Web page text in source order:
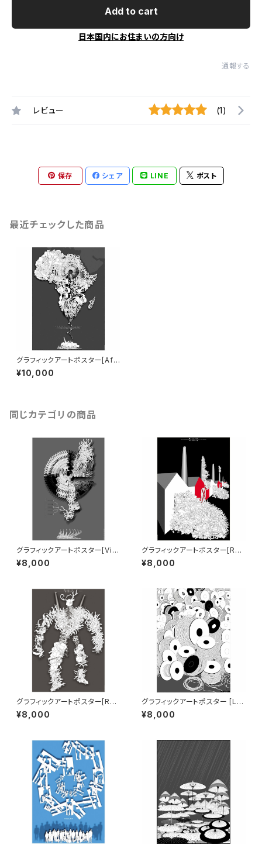
Add to cart
日本国内にお住まいの方向け
通報する
レビュー (1)
保存 シェア LINE ポスト
最近チェックした商品
グラフィックアートポスター[Afri
ca-Tanzania] B1サイズ
¥10,000
同じカテゴリの商品
グラフィックアートポスター[Viru
s02] B1サイズ
¥8,000
グラフィックアートポスター[Rec
ycle Factory] B1サイズ
¥8,000
グラフィックアートポスター[Rec
ycle Robot] B1サイズ
¥8,000
グラフィックアートポスター [LIN
K] B1サイズ
¥8,000